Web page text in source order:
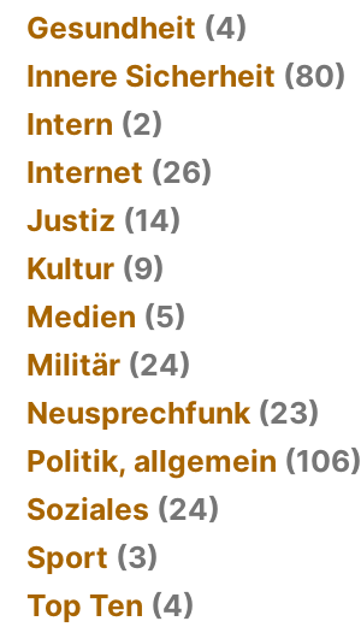
Gesundheit (4)
Innere Sicherheit (80)
Intern (2)
Internet (26)
Justiz (14)
Kultur (9)
Medien (5)
Militär (24)
Neusprechfunk (23)
Politik, allgemein (106)
Soziales (24)
Sport (3)
Top Ten (4)